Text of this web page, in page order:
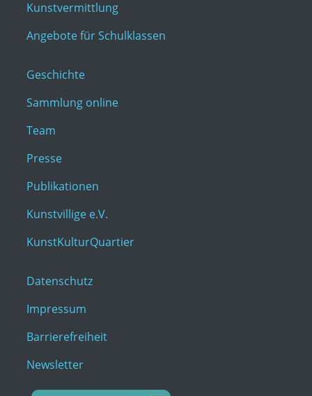
Kunstvermittlung
Angebote für Schulklassen
Geschichte
Sammlung online
Team
Presse
Publikationen
Kunstvillige e.V.
KunstKulturQuartier
Datenschutz
Impressum
Barrierefreiheit
Newsletter